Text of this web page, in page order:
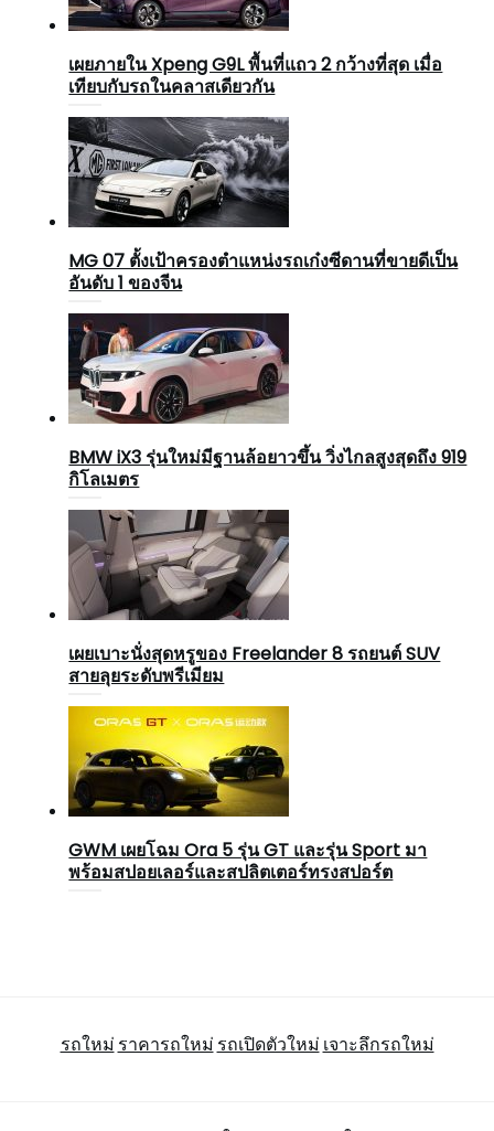
เผยภายใน Xpeng G9L พื้นที่แถว 2 กว้างที่สุด เมื่อ
เทียบกับรถในคลาสเดียวกัน
MG 07 ตั้งเป้าครองตำแหน่งรถเก๋งซีดานที่ขายดีเป็น
อันดับ 1 ของจีน
BMW iX3 รุ่นใหม่มีฐานล้อยาวขึ้น วิ่งไกลสูงสุดถึง 919
กิโลเมตร
เผยเบาะนั่งสุดหรูของ Freelander 8 รถยนต์ SUV
สายลุยระดับพรีเมียม
GWM เผยโฉม Ora 5 รุ่น GT และรุ่น Sport มา
พร้อมสปอยเลอร์และสปลิตเตอร์ทรงสปอร์ต
รถใหม่ ราคารถใหม่ รถเปิดตัวใหม่ เจาะลึกรถใหม่